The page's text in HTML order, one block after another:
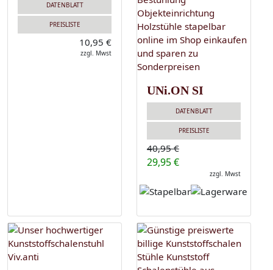
DATENBLATT
PREISLISTE
10,95 €
zzgl. Mwst
UNi.ON SI
DATENBLATT
PREISLISTE
40,95 €
29,95 €
zzgl. Mwst